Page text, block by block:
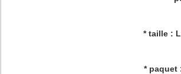
* taille :
* paquet